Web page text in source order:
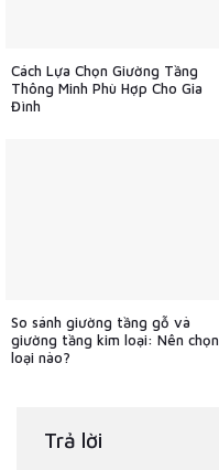
Cách Lựa Chọn Giường Tầng
Thông Minh Phù Hợp Cho Gia
Đình
So sánh giường tầng gỗ và
giường tầng kim loại: Nên chọn
loại nào?
Trả lời